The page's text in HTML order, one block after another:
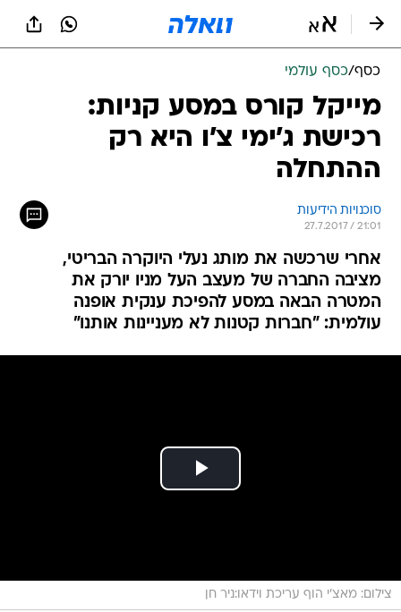
כסף/כסף עולמי
מייקל קורס במסע קניות:
רכישת ג'ימי צ'ו היא רק
ההתחלה
סוכנויות הידיעות
27.7.2017 / 21:01
אחרי שרכשה את מותג נעלי היוקרה הבריטי,
מציבה החברה של מעצב העל מניו יורק את
המטרה הבאה במסע להפיכת ענקית אופנה
עולמית: "חברות קטנות לא מעניינות אותנו"
צילום: מאצ'י הוף עריכת וידאו:ניר חן